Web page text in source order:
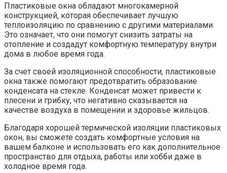
Пластиковые окна обладают многокамерной
конструкцией, которая обеспечивает лучшую
теплоизоляцию по сравнению с другими материалами.​
Это означает, что они помогут снизить затраты на
отопление и создадут комфортную температуру внутри
дома в любое время года.​
За счет своей изоляционной способности, пластиковые
окна также помогают предотвратить образование
конденсата на стекле.​ Конденсат может привести к
плесени и грибку, что негативно сказывается на
качестве воздуха в помещении и здоровье жильцов.​
Благодаря хорошей термической изоляции пластиковых
окон, вы сможете создать комфортные условия на
вашем балконе и использовать его как дополнительное
пространство для отдыха, работы или хобби даже в
холодное время года.​